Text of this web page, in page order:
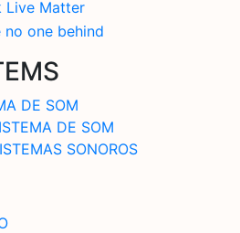
DE SOM
DE SOM
SONOROS